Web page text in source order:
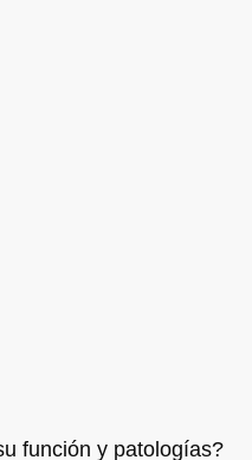
función y patologías?